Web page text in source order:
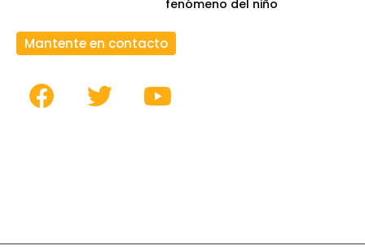
fenómeno del niño
Mantente en contacto